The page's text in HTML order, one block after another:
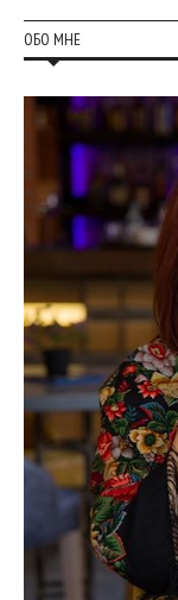
ОБО МНЕ